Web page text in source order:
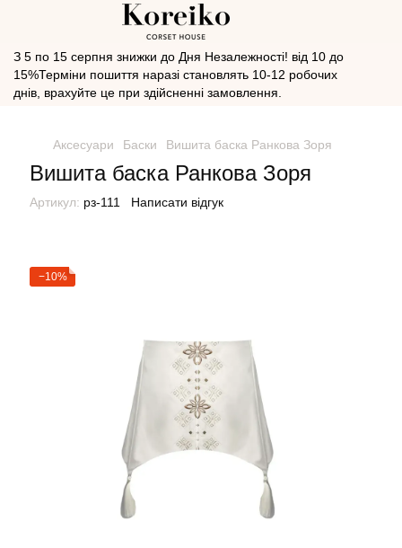
З 5 по 15 серпня знижки до Дня Незалежності! від 10 до
15%Терміни пошиття наразі становлять 10-12 робочих
днів, врахуйте це при здійсненні замовлення.
Аксесуари Баски Вишита баска Ранкова Зоря
Вишита баска Ранкова Зоря
Артикул: рз-111 Написати відгук
−10%